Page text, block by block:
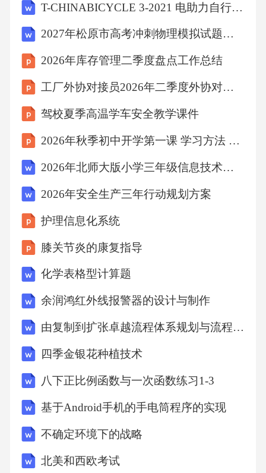
T-CHINABICYCLE 3-2021 电助力自行车用电动机及控制器
2027年松原市高考冲刺物理模拟试题（含答案解析）
2026年库存管理二季度盘点工作总结
工厂外协对接员2026年二季度外协对接工作总结
驾校夏季高温学车安全教学课件
2026年秋季初中开学第一课 学习方法 学而有道
2026年北师大版小学三年级信息技术上册《Windows基本操作》课时教案
2026年安全生产三年行动规划方案
护理信息化系统
膝关节炎的康复指导
化学表格型计算题
余润鸿红外线报警器的设计与制作
由复制到扩张卓越流程体系规划与流程设计
四季金银花种植技术
八下正比例函数与一次函数练习1-3
基于Android手机的手电筒程序的实现
不确定环境下的战略
北美和西欧考试